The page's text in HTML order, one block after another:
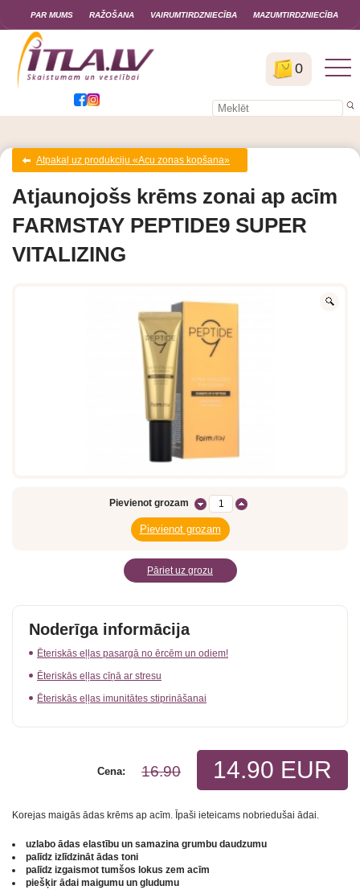
0
PAR MUMS RAŽOŠANA VAIRUMTIRDZNIECĪBA MAZUMTIRDZNIECĪBA
Atpakaļ uz produkciju «Acu zonas kopšana»
Atjaunojošs krēms zonai ap acīm
FARMSTAY PEPTIDE9 SUPER
VITALIZING
Pievienot grozam
Pāriet uz grozu
Noderīga informācija
Ēteriskās eļļas pasargā no ērcēm un odiem!
Ēteriskās eļļas cīņā ar stresu
Ēteriskās eļļas imunitātes stiprināšanai
14.90 EUR
16.90
Cena:
Korejas maigās ādas krēms ap acīm. Īpaši ieteicams nobriedušai ādai.
uzlabo ādas elastību un samazina grumbu daudzumu
palīdz izlīdzināt ādas toni
palīdz izgaismot tumšos lokus zem acīm
piešķir ādai maigumu un gludumu